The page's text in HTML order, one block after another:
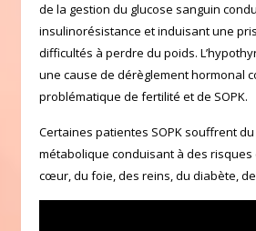
de la gestion du glucose sanguin
insulinorésistance et induisant une
difficultés à perdre du poids.
une cause de dérèglement hormonal
problématique de fertilité et de SOPK.
Certaines patientes SOPK souffrent
métabolique conduisant à des risques
cœur, du foie, des reins, du diabète, de